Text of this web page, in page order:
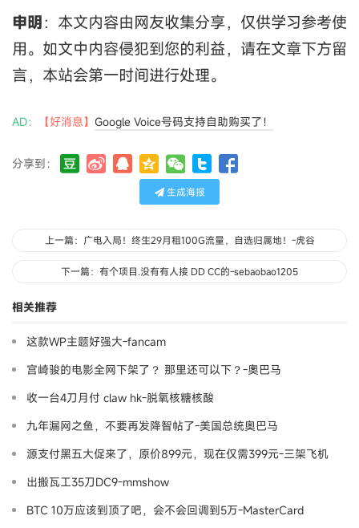
申明：本文内容由网友收集分享，仅供学习参考使
用。如文中内容侵犯到您的利益，请在文章下方留
言，本站会第一时间进行处理。
AD： 【好消息】 Google Voice号码支持自助购买了！
分享到：
生成海报
上一篇：广电入局！终生29月租100G流量，自选归属地！-虎谷
下一篇：有个项目.没有有人接 DD CC的-sebaobao1205
相关推荐
这款WP主题好强大-fancam
宫崎骏的电影全网下架了？ 那里还可以下？-奧巴马
收一台4刀月付 claw hk-脱氧核糖核酸
九年漏网之鱼，不要再发降智帖了-美国总统奥巴马
源支付黑五大促来了，原价899元，现在仅需399元-三架飞机
出搬瓦工35刀DC9-mmshow
BTC 10万应该到顶了吧，会不会回调到5万-MasterCard